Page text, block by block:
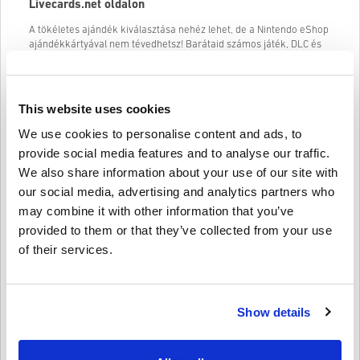
This website uses cookies
We use cookies to personalise content and ads, to
provide social media features and to analyse our traffic.
We also share information about your use of our site with
our social media, advertising and analytics partners who
may combine it with other information that you’ve
provided to them or that they’ve collected from your use
of their services.
Show details
Livecards.net oldalon
A tökéletes ajándék kiválasztása nehéz lehet, de a Nintendo eShop
ajándékkártyával nem tévedhetsz! Barátaid számos játék, DLC és
Switch és Wii U játékaikhoz.
hozzájuthatnak a legújabb játékokhoz és kiegészítőkhöz, amint
eladásait és kedvezményeit. Akár a Mario Kart , a Zelda, a Splatoon
vagy bármely más Nintendo-franchise iránt érdeklődnek, biztosan
találnak valamit, amit szeretnek.
Íme néhány címletű Nintendo eShop kártya, amelyet
megvásárolhat:
Nintendo eShop kártya 25 GBP
Vegye figyelembe, hogy a Nintendo eShop az Ön
jeleníti meg az árakat. Tehát ne várjon tovább, menjen a
ajándékkártyát még ma! A barátaid hálásak lesznek érte!